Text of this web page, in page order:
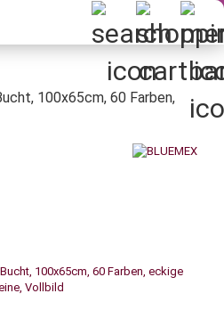
100x65cm, 60 Farben,